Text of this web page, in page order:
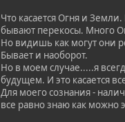
Что касается Огня и
бывают перекосы. Много
Но видишь как могут они
Бывает и наоборот.
Но в моем случае.....я
будущем. И это касается
Для моего сознания -
все равно знаю как можно